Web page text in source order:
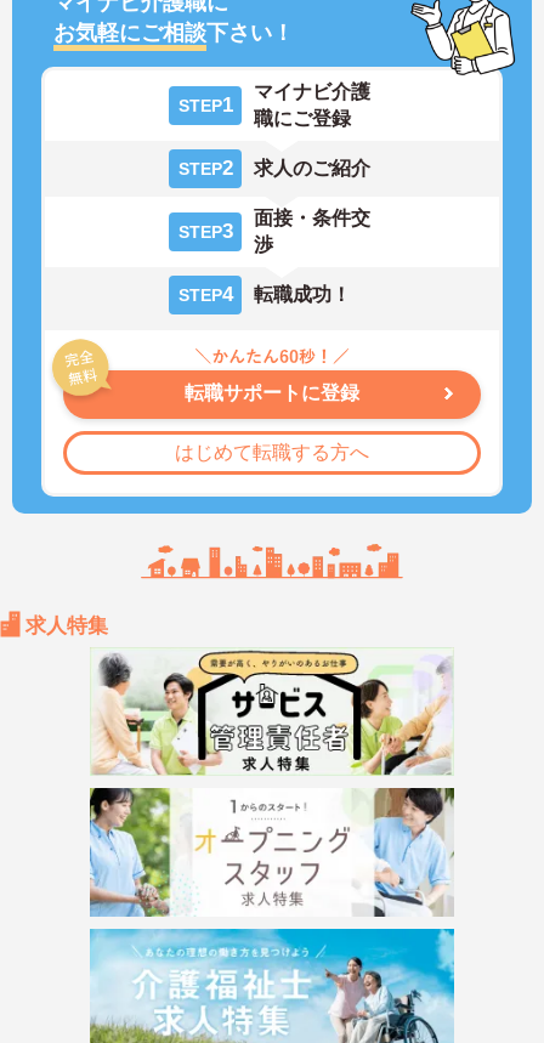
お気軽にご相談下さい！
STEP1
マイナビ介護
職にご登録
STEP2 求人のご紹介
STEP3
面接・条件交
渉
STEP4 転職成功！
転職サポートに登録
はじめて転職する方へ
求人特集